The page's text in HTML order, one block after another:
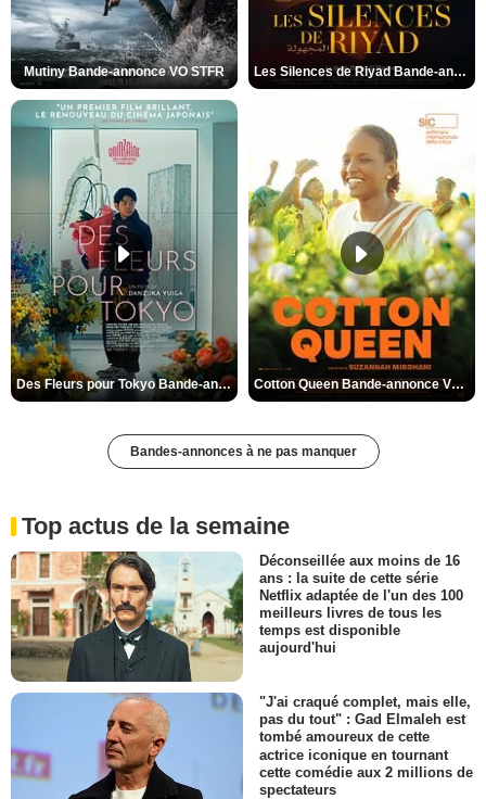
Mutiny Bande-annonce VO STFR Les Silences de Riyad Bande-annonce VO STFR
Des Fleurs pour Tokyo Bande-annonce VO STFR Cotton Queen Bande-annonce VO STFR
Bandes-annonces à ne pas manquer
Top actus de la semaine
Déconseillée aux moins de 16
ans : la suite de cette série
Netflix adaptée de l'un des 100
meilleurs livres de tous les
temps est disponible
aujourd'hui
"J'ai craqué complet, mais elle,
pas du tout" : Gad Elmaleh est
tombé amoureux de cette
actrice iconique en tournant
cette comédie aux 2 millions de
spectateurs